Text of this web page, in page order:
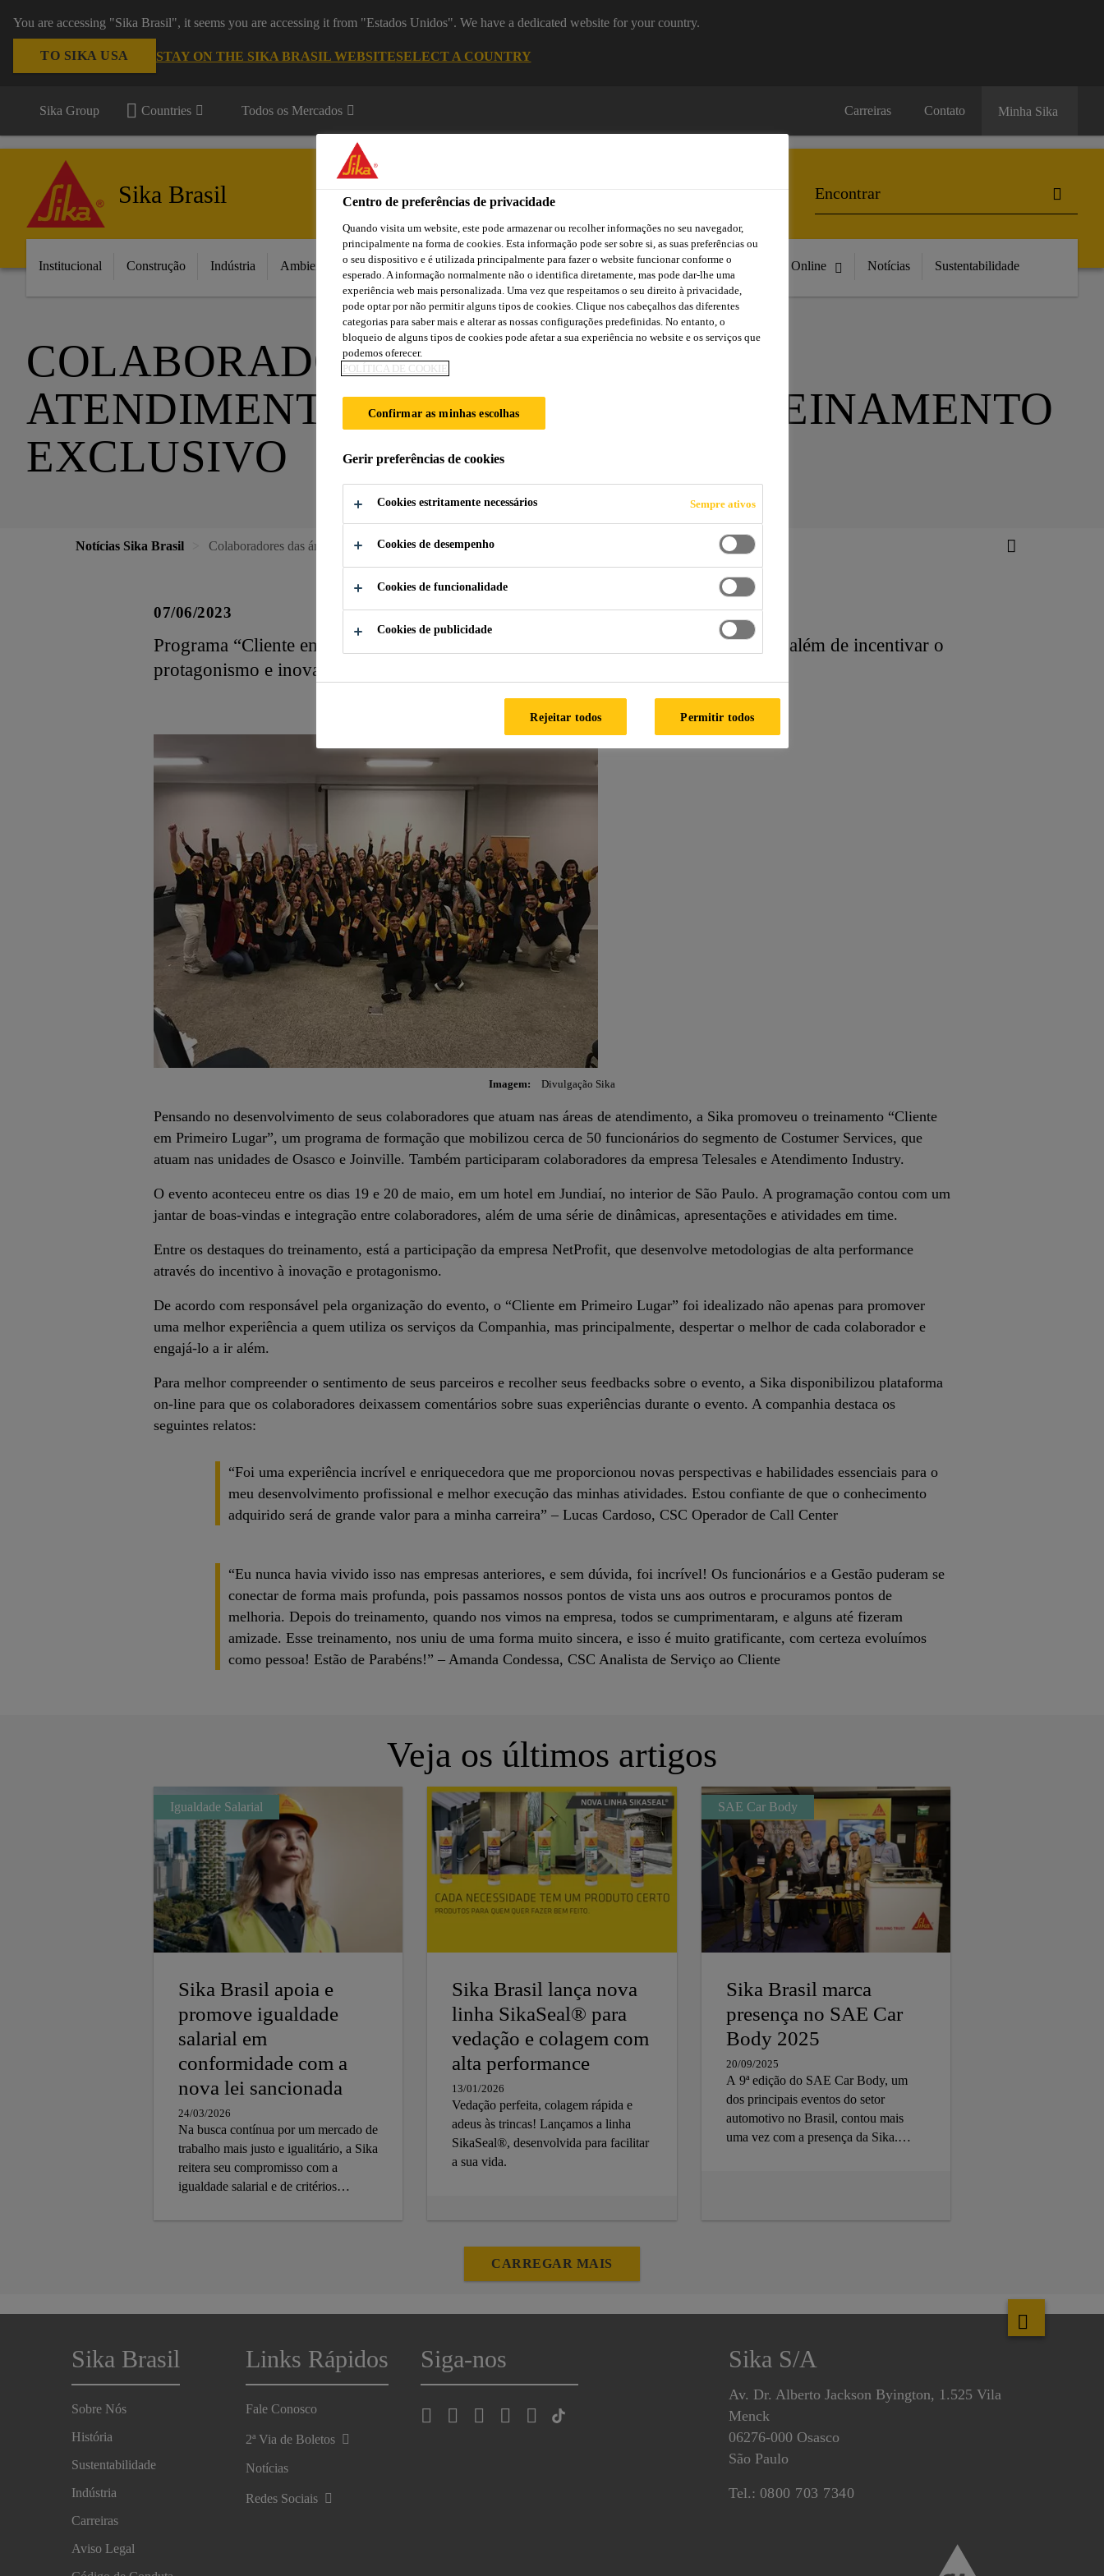
You are accessing "Sika Brasil", it seems you are accessing it from "Estados Unidos". We have a dedicated website for your country.
TO SIKA USA STAY ON THE SIKA BRASIL WEBSITESELECT A COUNTRY
Sika Group Countries Todos os Mercados Carreiras Contato Minha Sika
Sika Brasil
Institucional Construção Indústria Ambientes da Casa Automotive Centro de Downloads Cursos Online Compre Online Notícias Sustentabilidade
COLABORADORES DAS ÁREAS DE
ATENDIMENTO PARTICIPAM DE TREINAMENTO
EXCLUSIVO
Notícias Sika Brasil Colaboradores das áreas de atendimento participam de treinamento exclusivo
07/06/2023
Programa “Cliente em Primeiro Lugar” proporciona integração entre funcionários, além de incentivar o
protagonismo e inovação no atendimento ao cliente
Imagem: Divulgação Sika
Pensando no desenvolvimento de seus colaboradores que atuam nas áreas de atendimento, a Sika promoveu o treinamento “Cliente
em Primeiro Lugar”, um programa de formação que mobilizou cerca de 50 funcionários do segmento de Costumer Services, que
atuam nas unidades de Osasco e Joinville. Também participaram colaboradores da empresa Telesales e Atendimento Industry.
O evento aconteceu entre os dias 19 e 20 de maio, em um hotel em Jundiaí, no interior de São Paulo. A programação contou com um
jantar de boas-vindas e integração entre colaboradores, além de uma série de dinâmicas, apresentações e atividades em time.
Entre os destaques do treinamento, está a participação da empresa NetProfit, que desenvolve metodologias de alta performance
através do incentivo à inovação e protagonismo.
De acordo com responsável pela organização do evento, o “Cliente em Primeiro Lugar” foi idealizado não apenas para promover
uma melhor experiência a quem utiliza os serviços da Companhia, mas principalmente, despertar o melhor de cada colaborador e
engajá-lo a ir além.
Para melhor compreender o sentimento de seus parceiros e recolher seus feedbacks sobre o evento, a Sika disponibilizou plataforma
on-line para que os colaboradores deixassem comentários sobre suas experiências durante o evento. A companhia destaca os
seguintes relatos:
“Foi uma experiência incrível e enriquecedora que me proporcionou novas perspectivas e habilidades essenciais para o
meu desenvolvimento profissional e melhor execução das minhas atividades. Estou confiante de que o conhecimento
adquirido será de grande valor para a minha carreira” – Lucas Cardoso, CSC Operador de Call Center
“Eu nunca havia vivido isso nas empresas anteriores, e sem dúvida, foi incrível! Os funcionários e a Gestão puderam se
conectar de forma mais profunda, pois passamos nossos pontos de vista uns aos outros e procuramos pontos de
melhoria. Depois do treinamento, quando nos vimos na empresa, todos se cumprimentaram, e alguns até fizeram
amizade. Esse treinamento, nos uniu de uma forma muito sincera, e isso é muito gratificante, com certeza evoluímos
como pessoa! Estão de Parabéns!” – Amanda Condessa, CSC Analista de Serviço ao Cliente
Veja os últimos artigos
Sika Brasil apoia e
promove igualdade
salarial em
conformidade com a
nova lei sancionada
24/03/2026
Na busca contínua por um mercado de
trabalho mais justo e igualitário, a Sika
reitera seu compromisso com a
igualdade salarial e de critérios
mulheres Seguindo as diretrizes da lei
valorizados de forma equitativa.
Igualdade Salarial
Sika Brasil lança nova
linha SikaSeal® para
vedação e colagem com
alta performance
13/01/2026
Vedação perfeita, colagem rápida e
adeus às trincas! Lançamos a linha
SikaSeal®, desenvolvida para facilitar
a sua vida.
Sika Brasil marca
presença no SAE Car
Body 2025
20/09/2025
A 9ª edição do SAE Car Body, um
dos principais eventos do setor
automotivo no Brasil, contou mais
uma vez com a presença da Sika.
SAE Car Body
CARREGAR MAIS
Sika Brasil
Sobre Nós
História
Sustentabilidade
Indústria
Carreiras
Aviso Legal
Links Rápidos
Fale Conosco
2ª Via de Boletos
Notícias
Redes Sociais
Siga-nos Sika S/A
Av. Dr. Alberto Jackson Byington, 1.525 Vila
Menck
06276-000 Osasco
São Paulo
Tel.: 0800 703 7340
Centro de preferências de privacidade
Quando visita um website, este pode armazenar ou recolher informações no seu navegador,
principalmente na forma de cookies. Esta informação pode ser sobre si, as suas preferências ou
o seu dispositivo e é utilizada principalmente para fazer o website funcionar conforme o
esperado. A informação normalmente não o identifica diretamente, mas pode dar-lhe uma
experiência web mais personalizada. Uma vez que respeitamos o seu direito à privacidade,
pode optar por não permitir alguns tipos de cookies. Clique nos cabeçalhos das diferentes
categorias para saber mais e alterar as nossas configurações predefinidas. No entanto, o
bloqueio de alguns tipos de cookies pode afetar a sua experiência no website e os serviços que
podemos oferecer.
POLÍTICA DE COOKIE
Confirmar as minhas escolhas
Gerir preferências de cookies
Cookies estritamente necessários Sempre ativos
Cookies de desempenho
Cookies de funcionalidade
Cookies de publicidade
Rejeitar todos Permitir todos